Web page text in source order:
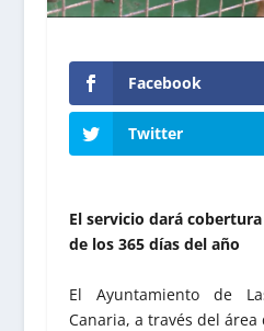
Facebook
Twitter
El servicio dará
de los 365 días del año
El Ayuntamiento de
Canaria, a través del